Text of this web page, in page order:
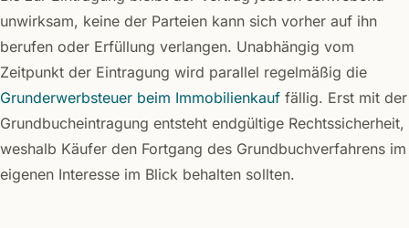
unwirksam, keine der Parteien kann sich vorher auf ihn
berufen oder Erfüllung verlangen. Unabhängig vom
Zeitpunkt der Eintragung wird parallel regelmäßig die
Grunderwerbsteuer beim Immobilienkauf fällig. Erst mit der
Grundbucheintragung entsteht endgültige Rechtssicherheit,
weshalb Käufer den Fortgang des Grundbuchverfahrens im
eigenen Interesse im Blick behalten sollten.